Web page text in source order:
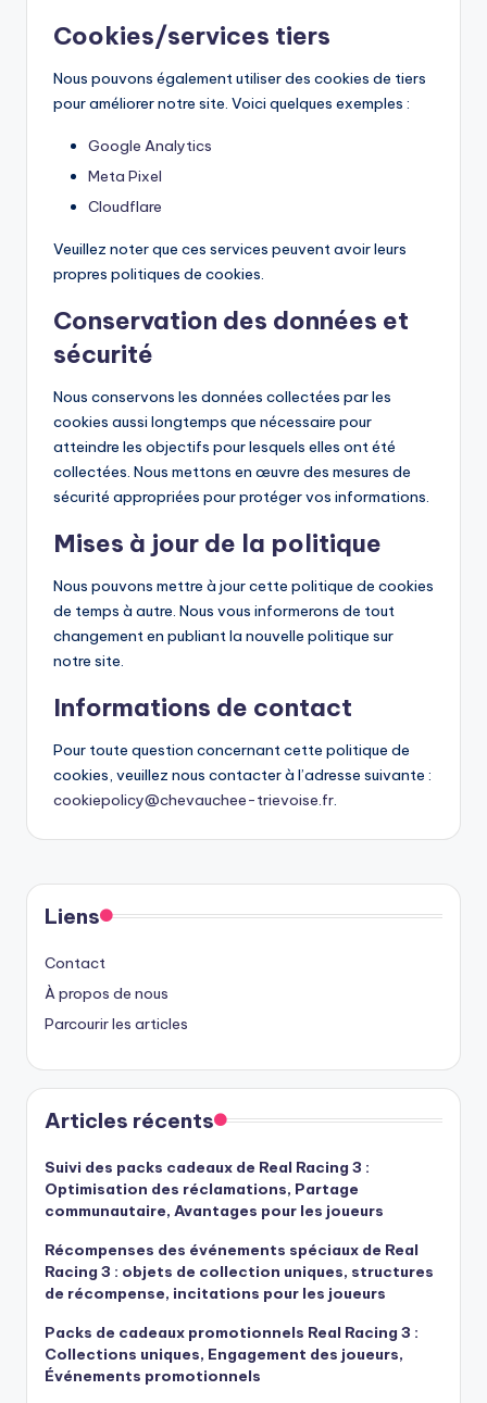
Cookies/services tiers
Nous pouvons également utiliser des cookies de tiers
pour améliorer notre site. Voici quelques exemples :
Google Analytics
Meta Pixel
Cloudflare
Veuillez noter que ces services peuvent avoir leurs
propres politiques de cookies.
Conservation des données et
sécurité
Nous conservons les données collectées par les
cookies aussi longtemps que nécessaire pour
atteindre les objectifs pour lesquels elles ont été
collectées. Nous mettons en œuvre des mesures de
sécurité appropriées pour protéger vos informations.
Mises à jour de la politique
Nous pouvons mettre à jour cette politique de cookies
de temps à autre. Nous vous informerons de tout
changement en publiant la nouvelle politique sur
notre site.
Informations de contact
Pour toute question concernant cette politique de
cookies, veuillez nous contacter à l’adresse suivante :
cookiepolicy@chevauchee-trievoise.fr.
Liens
Contact
À propos de nous
Parcourir les articles
Articles récents
Suivi des packs cadeaux de Real Racing 3 :
Optimisation des réclamations, Partage
communautaire, Avantages pour les joueurs
Récompenses des événements spéciaux de Real
Racing 3 : objets de collection uniques, structures
de récompense, incitations pour les joueurs
Packs de cadeaux promotionnels Real Racing 3 :
Collections uniques, Engagement des joueurs,
Événements promotionnels